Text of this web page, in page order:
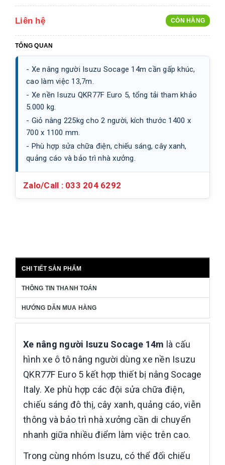
Liên hệ CÒN HÀNG
TỔNG QUAN
- Xe nâng người Isuzu Socage 14m cần gấp khúc,
cao làm việc 13,7m.
- Xe nền Isuzu QKR77F Euro 5, tổng tải tham khảo
5.000 kg.
- Giỏ nâng 225kg cho 2 người, kích thước 1400 x
700 x 1100 mm.
- Phù hợp sửa chữa điện, chiếu sáng, cây xanh,
quảng cáo và bảo trì nhà xưởng.
Zalo/Call : 033 204 6292
CHI TIẾT SẢN PHẨM
THÔNG TIN THANH TOÁN
HƯỚNG DẪN MUA HÀNG
Xe nâng người Isuzu Socage 14m là cấu
hình xe ô tô nâng người dùng xe nền Isuzu
QKR77F Euro 5 kết hợp thiết bị nâng Socage
Italy. Xe phù hợp các đội sửa chữa điện,
chiếu sáng đô thị, cây xanh, quảng cáo, viễn
thông và bảo trì nhà xưởng cần di chuyển
nhanh giữa nhiều điểm làm việc trên cao.
Trong cùng nhóm Isuzu, có thể đối chiếu